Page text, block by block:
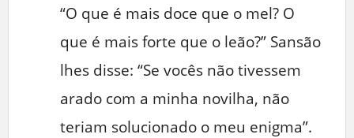
“O que é mais doce que o mel? O
que é mais forte que o leão?” Sansão
lhes disse: “Se vocês não tivessem
arado com a minha novilha, não
teriam solucionado o meu enigma”.